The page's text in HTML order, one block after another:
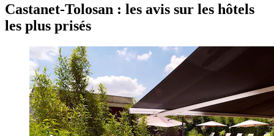
Castanet-Tolosan : les avis sur les hôtels
les plus prisés